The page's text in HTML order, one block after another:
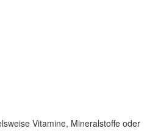
Vitamine, Mineralstoffe oder